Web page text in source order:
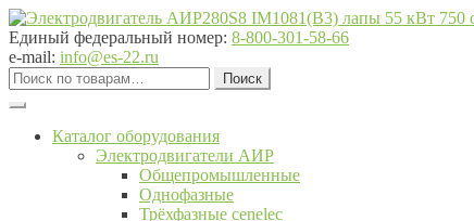
Перейти
к
навигации
Перейти
к
содержимому
Единый федеральный номер: 8-800-301-58-66
e-mail: info@es-22.ru
Искать:
Поиск
Каталог оборудования
Электродвигатели АИР
Общепромышленные
Однофазные
Трёхфазные cenelec